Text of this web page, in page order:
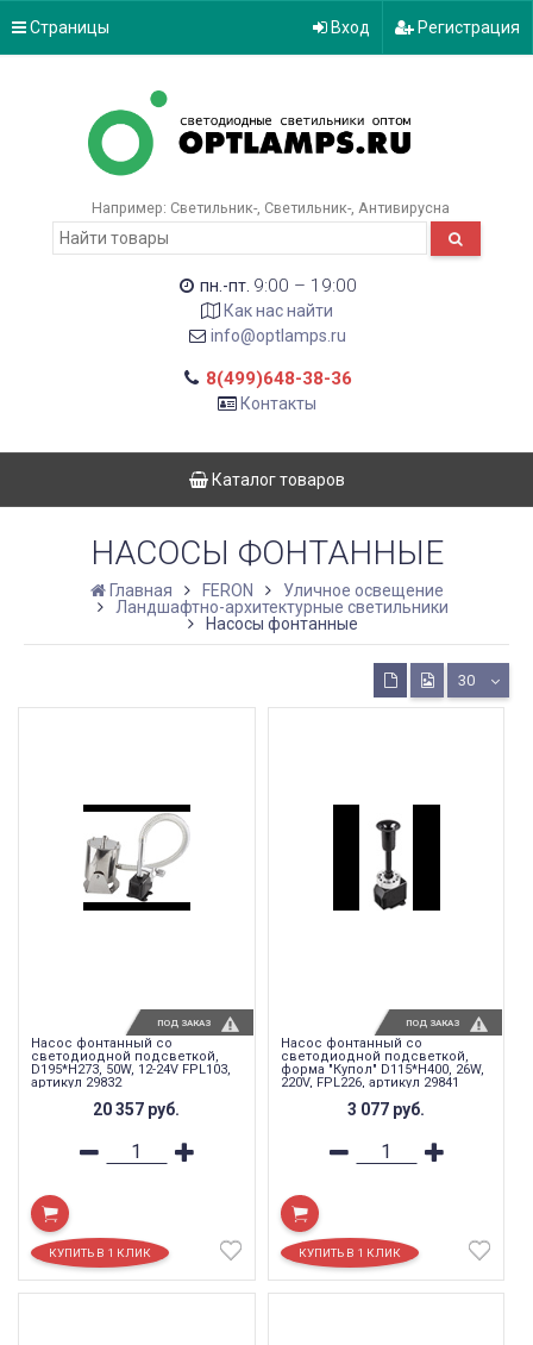
Страницы Вход Регистрация
Например: Светильник- Светильник- Антивирусна
пн.-пт. 9:00 – 19:00
Как нас найти
info@optlamps.ru
8(499)648-38-36
Контакты
Каталог товаров
НАСОСЫ ФОНТАННЫЕ
Главная FERON
Уличное освещение
Ландшафтно-архитектурные светильники
Насосы фонтанные
30
Насос фонтанный со
светодиодной подсветкой,
D195*H273, 50W, 12-24V FPL103,
артикул 29832
20 357 руб.
ПОД ЗАКАЗ
Насос фонтанный со
светодиодной подсветкой,
форма "Купол" D115*H400, 26W,
220V, FPL226, артикул 29841
3 077 руб.
ПОД ЗАКАЗ